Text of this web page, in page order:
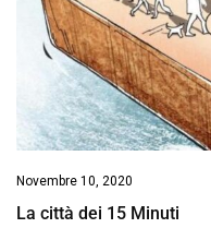
Novembre 10, 2020
La città dei 15 Minuti